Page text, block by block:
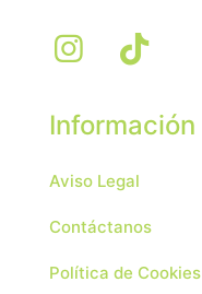
Información
Aviso Legal
Contáctanos
Política de Cookies